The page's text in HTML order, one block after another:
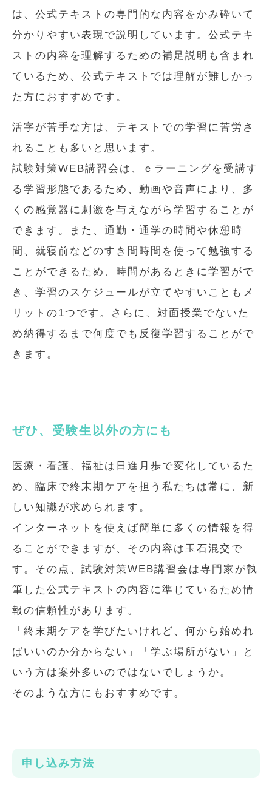
は、公式テキストの専門的な内容をかみ砕いて
分かりやすい表現で説明しています。公式テキ
ストの内容を理解するための補足説明も含まれ
ているため、公式テキストでは理解が難しかっ
た方におすすめです。
活字が苦手な方は、テキストでの学習に苦労さ
れることも多いと思います。
試験対策WEB講習会は、ｅラーニングを受講す
る学習形態であるため、動画や音声により、多
くの感覚器に刺激を与えながら学習することが
できます。また、通勤・通学の時間や休憩時
間、就寝前などのすき間時間を使って勉強する
ことができるため、時間があるときに学習がで
き、学習のスケジュールが立てやすいこともメ
リットの1つです。さらに、対面授業でないた
め納得するまで何度でも反復学習することがで
きます。
ぜひ、受験生以外の方にも
医療・看護、福祉は日進月歩で変化しているた
め、臨床で終末期ケアを担う私たちは常に、新
しい知識が求められます。
インターネットを使えば簡単に多くの情報を得
ることができますが、その内容は玉石混交で
す。その点、試験対策WEB講習会は専門家が執
筆した公式テキストの内容に準じているため情
報の信頼性があります。
「終末期ケアを学びたいけれど、何から始めれ
ばいいのか分からない」「学ぶ場所がない」と
いう方は案外多いのではないでしょうか。
そのような方にもおすすめです。
申し込み方法